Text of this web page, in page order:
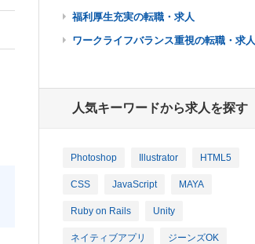
福利厚生充実の転職・求人
ワークライフバランス重視の転職・求人
人気キーワードから求人を探す
Photoshop Illustrator HTML5
CSS JavaScript MAYA
Ruby on Rails Unity
ネイティブアプリ ジーンズOK